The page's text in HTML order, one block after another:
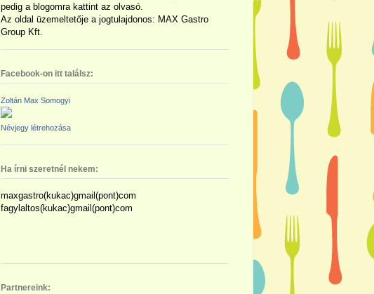
pedig a blogomra kattint az olvasó.
Az oldal üzemeltetője a jogtulajdonos: MAX Gastro
Group Kft.
Facebook-on itt találsz:
Zoltán Max Somogyi
Névjegy létrehozása
Ha írni szeretnél nekem:
maxgastro(kukac)gmail(pont)com
fagylaltos(kukac)gmail(pont)com
Partnereink: